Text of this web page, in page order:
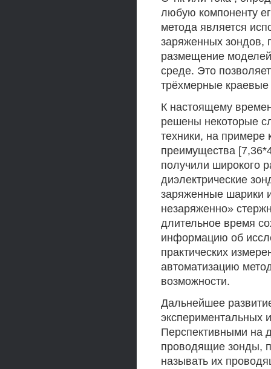
любую компоненту
метода является
заряженных зондов,
размещение
среде. Это
трёхмерные краевые
К настоящему
решены некоторые
техники, на примере
преимущества
получили широкого
диэлектрические
заряженные шарики
незаряженно»
длительное время
информацию об
практических
автоматизацию
возможности.
Дальнейшее
экспериментальных
Перспективными на
проводящие зонды,
называть их